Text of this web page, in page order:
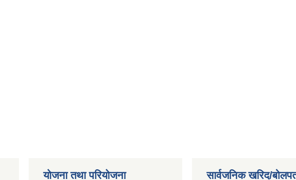
योजना तथा परियोजना सार्वजनिक खरिद/